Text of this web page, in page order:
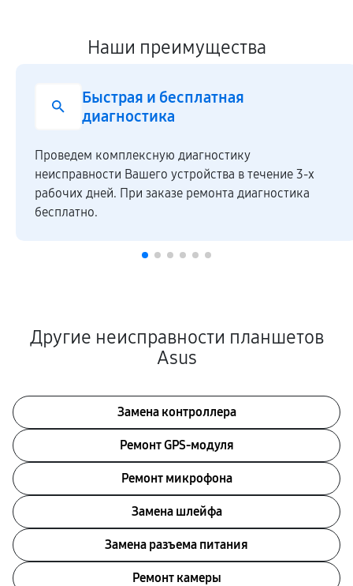
Наши преимущества
Быстрая и бесплатная
диагностика
Проведем комплексную диагностику
неисправности Вашего устройства в течение 3-х
рабочих дней. При заказе ремонта диагностика
бесплатно.
Другие неисправности планшетов
Asus
Замена контроллера
Ремонт GPS-модуля
Ремонт микрофона
Замена шлейфа
Замена разъема питания
Ремонт камеры